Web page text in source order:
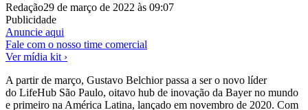
Redação29 de março de 2022 às 09:07
Publicidade
Anuncie aqui
Fale com o nosso time comercial
Ver mídia kit ›
A partir de março, Gustavo Belchior passa a ser o novo líder
do LifeHub São Paulo, oitavo hub de inovação da Bayer no mundo
e primeiro na América Latina, lançado em novembro de 2020. Com